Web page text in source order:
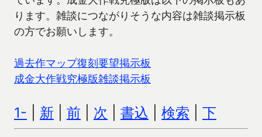
ります。雑談につながりそうな内容は雑談掲示板
の方でお願いします。
過去作マップ復刻要望掲示板
成金大作戦究極版雑談掲示板
1- 新 前 次 書込 検索 下